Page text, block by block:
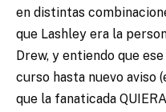
en distintas
que Lashley era la
Drew, y entiendo que
curso hasta nuevo aviso
que la fanaticada